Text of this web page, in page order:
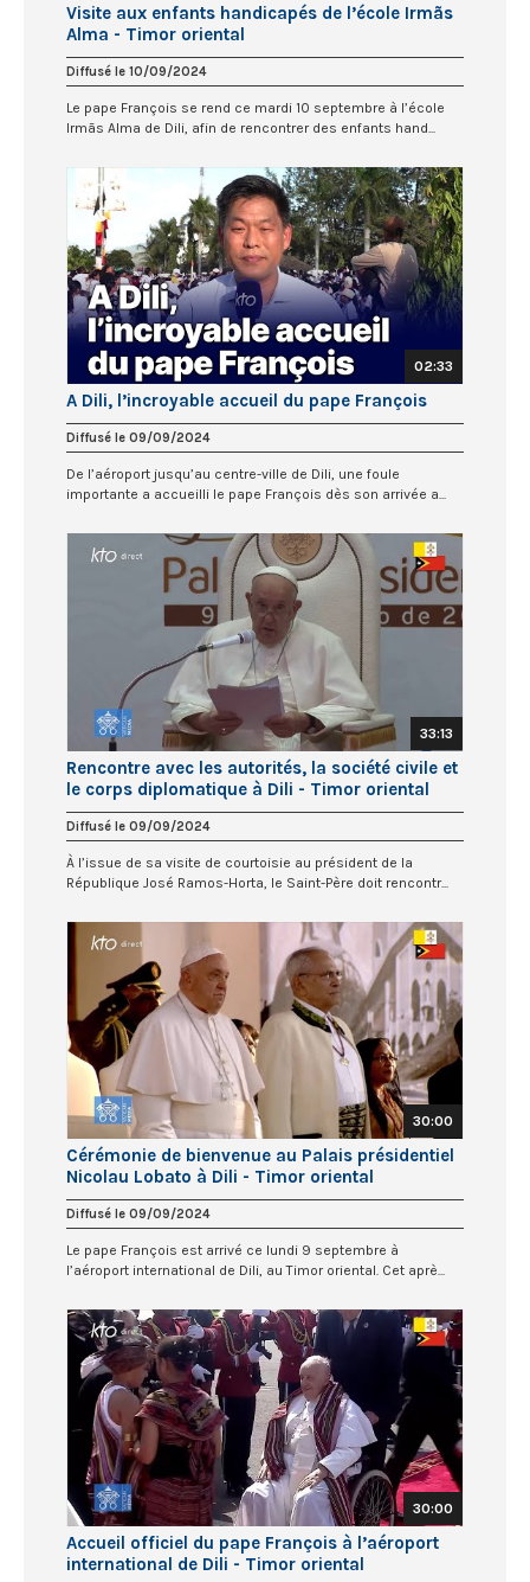
Visite aux enfants handicapés de l’école Irmãs
Alma - Timor oriental
Diffusé le 10/09/2024
Le pape François se rend ce mardi 10 septembre à l’école
Irmãs Alma de Dili, afin de rencontrer des enfants hand...
02:33
A Dili, l’incroyable accueil du pape François
Diffusé le 09/09/2024
De l’aéroport jusqu’au centre-ville de Dili, une foule
importante a accueilli le pape François dès son arrivée a...
33:13
Rencontre avec les autorités, la société civile et
le corps diplomatique à Dili - Timor oriental
Diffusé le 09/09/2024
À l’issue de sa visite de courtoisie au président de la
République José Ramos-Horta, le Saint-Père doit rencontr...
30:00
Cérémonie de bienvenue au Palais présidentiel
Nicolau Lobato à Dili - Timor oriental
Diffusé le 09/09/2024
Le pape François est arrivé ce lundi 9 septembre à
l’aéroport international de Dili, au Timor oriental. Cet aprè...
30:00
Accueil officiel du pape François à l’aéroport
international de Dili - Timor oriental